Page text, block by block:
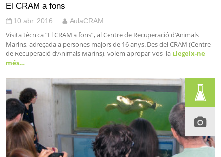
El CRAM a fons
10 abr. 2016 AulaCRAM
Visita tècnica “El CRAM a fons”, al Centre de Recuperació d’Animals
Marins, adreçada a persones majors de 16 anys. Des del CRAM (Centre
de Recuperació d’Animals Marins), volem apropar-vos la Llegeix-ne
més…